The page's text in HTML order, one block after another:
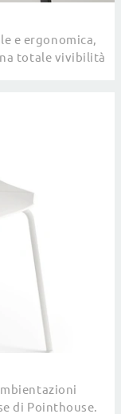
e ergonomica,
totale vivibilità
di Pointhouse.